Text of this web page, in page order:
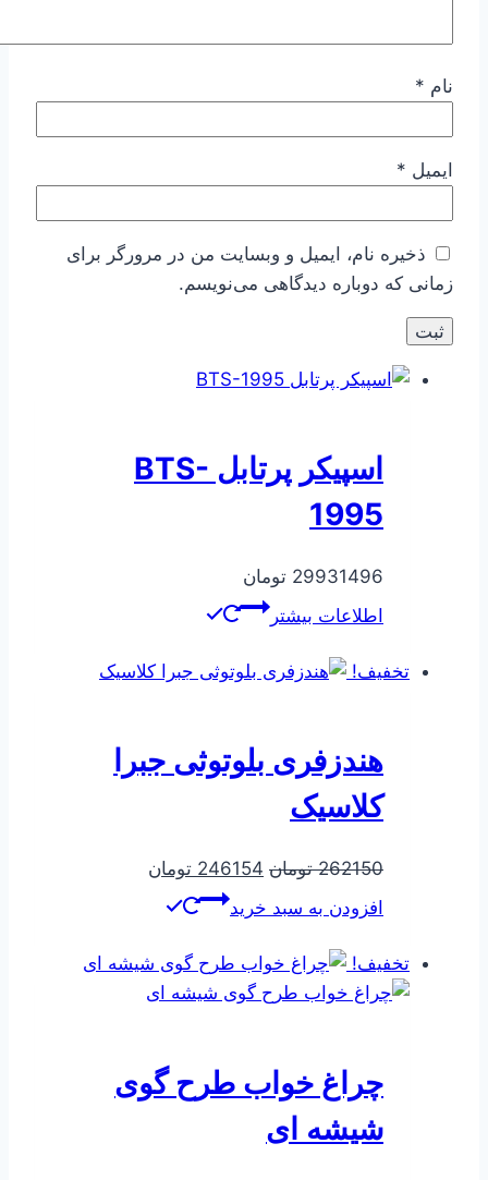
نام *
ایمیل *
ذخیره نام، ایمیل و وبسایت من در مرورگر برای
زمانی که دوباره دیدگاهی می‌نویسم.
اسپیکر پرتابل BTS-
1995
29931496 تومان
اطلاعات بیشتر
تخفیف!
هندزفری بلوتوثی جبرا
کلاسیک
262150 تومان قیمت
اصلی
بود.
246154 تومان
است.
افزودن به سبد خرید
تخفیف!
چراغ خواب طرح گوی
شیشه ای